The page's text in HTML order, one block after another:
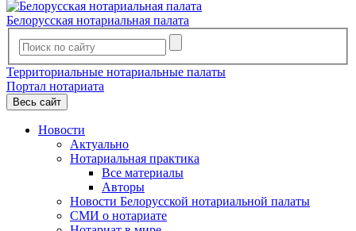
Белорусская нотариальная палата
Территориальные нотариальные палаты
Портал нотариата
Весь сайт
Новости
Актуально
Нотариальная практика
Все материалы
Авторы
Новости Белорусской нотариальной палаты
СМИ о нотариате